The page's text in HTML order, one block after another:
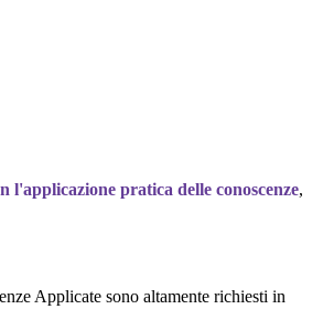
l'applicazione pratica delle conoscenze,
Applicate sono altamente richiesti in